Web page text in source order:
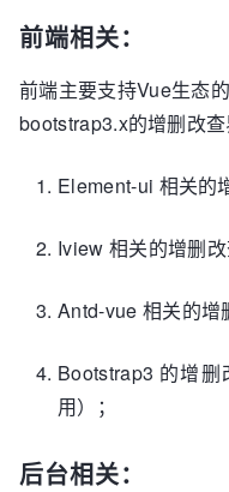
前端相关：
前端主要支持Vue生态
bootstrap3.x的增删改查
Element-ui 相关的
Iview 相关的增删改
Antd-vue 相关的增
Bootstrap3 的增
用）；
后台相关：